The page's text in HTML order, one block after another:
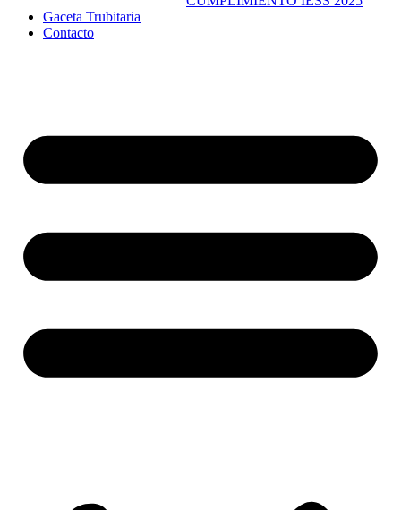
Gaceta Trubitaria
Contacto